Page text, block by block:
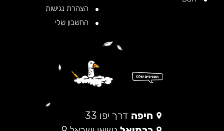
הצהרת נגישות
החשבון שלי
חיפה דרך יפו 33